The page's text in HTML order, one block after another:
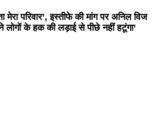
परिवार’, इस्तीफे की मांग पर अनिल विज
के हक की लड़ाई से पीछे नहीं हटूंगा’